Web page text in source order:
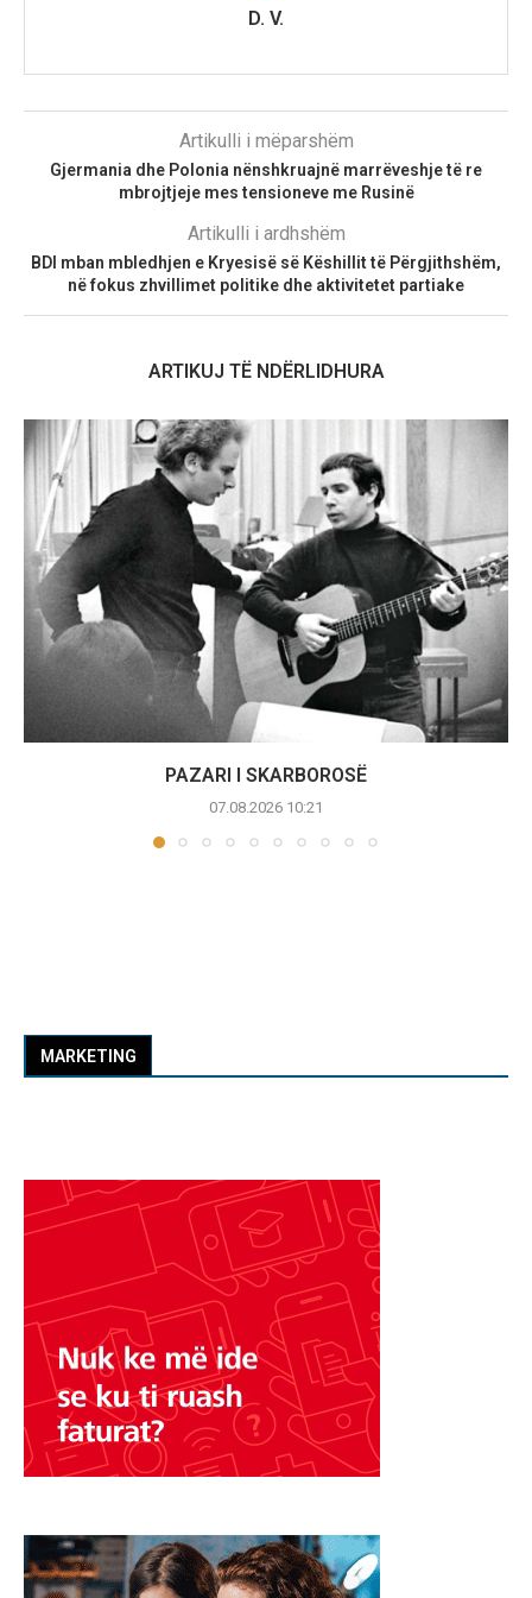
D. V.
Artikulli i mëparshëm
Gjermania dhe Polonia nënshkruajnë marrëveshje të re
mbrojtjeje mes tensioneve me Rusinë
Artikulli i ardhshëm
BDI mban mbledhjen e Kryesisë së Këshillit të Përgjithshëm,
në fokus zhvillimet politike dhe aktivitetet partiake
ARTIKUJ TË NDËRLIDHURA
PAZARI I SKARBOROSË
07.08.2026 10:21
MARKETING